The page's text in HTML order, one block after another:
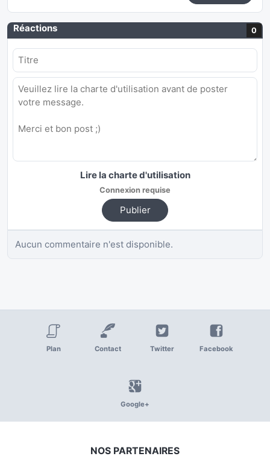
Réactions 0
Lire la charte d'utilisation
Connexion requise
Publier
Aucun commentaire n'est disponible.
Plan Contact Twitter Facebook
Google+
NOS PARTENAIRES